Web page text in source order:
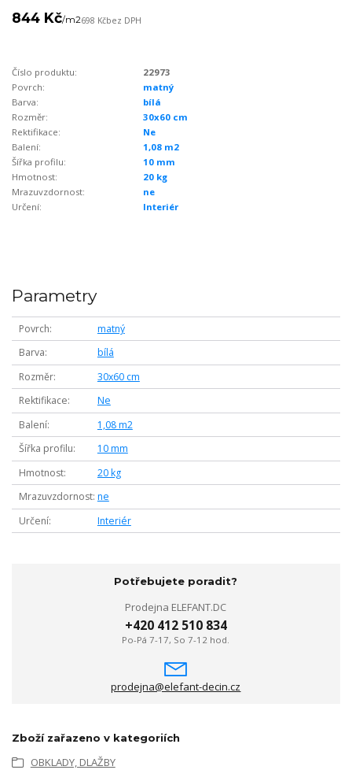
844 Kč/m2698 Kčbez DPH
Číslo produktu:
22973
Povrch:
matný
Barva:
bílá
Rozměr:
30x60 cm
Rektifikace:
Ne
Balení:
1,08 m2
Šířka profilu:
10 mm
Hmotnost:
20 kg
Mrazuvzdornost:
ne
Určení:
Interiér
Parametry
Povrch
matný
Barva
bílá
Rozměr
30x60 cm
Rektifikace
Ne
Balení
1,08 m2
Šířka profilu
10 mm
Hmotnost
20 kg
Mrazuvzdornost ne
Určení
Interiér
Potřebujete poradit?
Prodejna ELEFANT.DC
+420 412 510 834
Po-Pá 7-17, So 7-12 hod.
prodejna@elefant-decin.cz
Zboží zařazeno v kategoriích
OBKLADY, DLAŽBY